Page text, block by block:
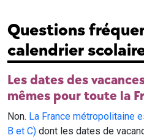
Questions
calendrier
Les dates des
mêmes pour toute la
Non. La France métropolitaine
B et C) dont les dates de